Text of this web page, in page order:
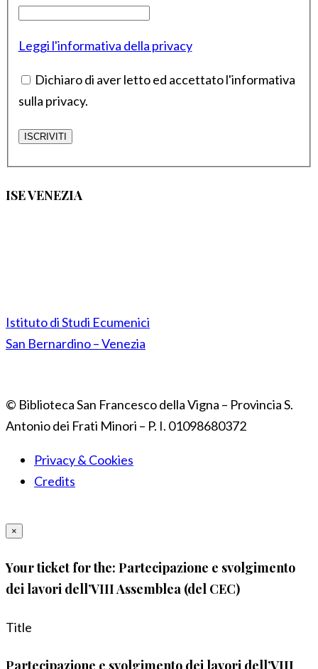
Leggi l'informativa della privacy
Dichiaro di aver letto ed accettato l'informativa
sulla privacy.
ISE VENEZIA
Istituto di Studi Ecumenici
San Bernardino – Venezia
© Biblioteca San Francesco della Vigna – Provincia S.
Antonio dei Frati Minori – P. I. 01098680372
Privacy & Cookies
Credits
×
Your ticket for the: Partecipazione e svolgimento
dei lavori dell’VIII Assemblea (del CEC)
Title
Partecipazione e svolgimento dei lavori dell’VIII